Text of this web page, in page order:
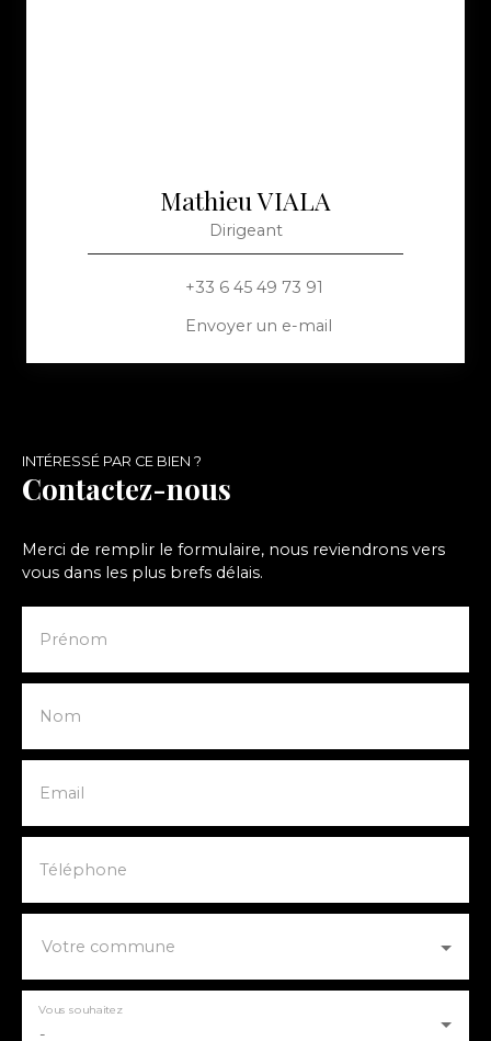
Mathieu VIALA
Dirigeant
+33 6 45 49 73 91
Envoyer un e-mail
INTÉRESSÉ PAR CE BIEN ?
Contactez-nous
Merci de remplir le formulaire, nous reviendrons vers
vous dans les plus brefs délais.
Prénom
Nom
Email
Téléphone
Votre commune
-
Vous souhaitez